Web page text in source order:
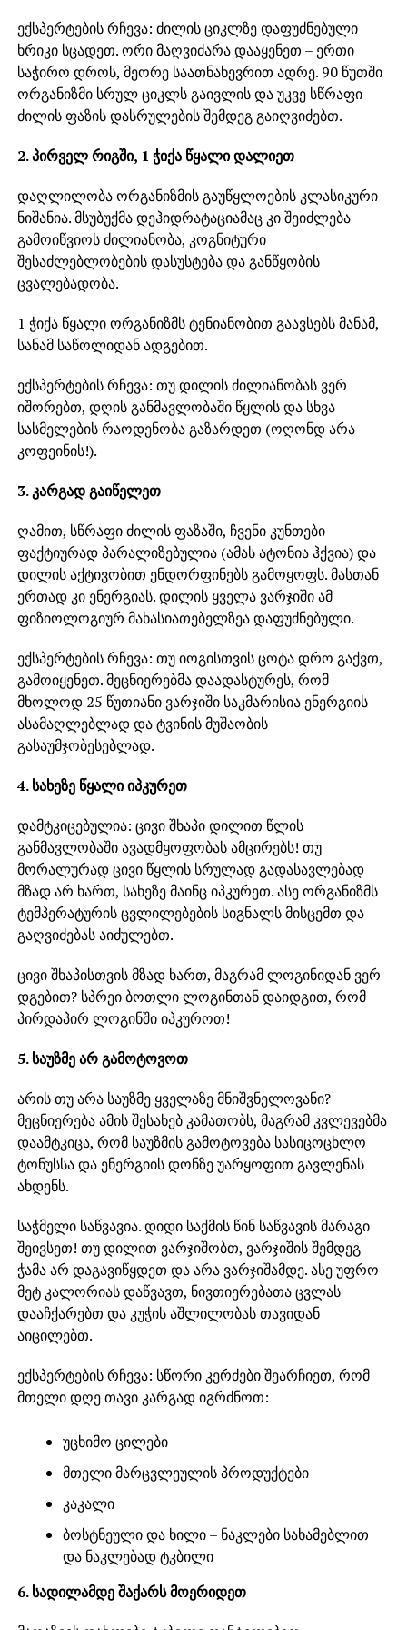
ექსპერტების რჩევა: ძილის ციკლზე დაფუძნებული
ხრიკი სცადეთ. ორი მაღვიძარა დააყენეთ – ერთი
საჭირო დროს, მეორე საათნახევრით ადრე. 90 წუთში
ორგანიზმი სრულ ციკლს გაივლის და უკვე სწრაფი
ძილის ფაზის დასრულების შემდეგ გაიღვიძებთ.
2. პირველ რიგში, 1 ჭიქა წყალი დალიეთ
დაღლილობა ორგანიზმის გაუწყლოების კლასიკური
ნიშანია. მსუბუქმა დეჰიდრატაციამაც კი შეიძლება
გამოიწვიოს ძილიანობა, კოგნიტური
შესაძლებლობების დასუსტება და განწყობის
ცვალებადობა.
1 ჭიქა წყალი ორგანიზმს ტენიანობით გაავსებს მანამ,
სანამ საწოლიდან ადგებით.
ექსპერტების რჩევა: თუ დილის ძილიანობას ვერ
იშორებთ, დღის განმავლობაში წყლის და სხვა
სასმელების რაოდენობა გაზარდეთ (ოღონდ არა
კოფეინის!).
3. კარგად გაიწელეთ
ღამით, სწრაფი ძილის ფაზაში, ჩვენი კუნთები
ფაქტიურად პარალიზებულია (ამას ატონია ჰქვია) და
დილის აქტივობით ენდორფინებს გამოყოფს. მასთან
ერთად კი ენერგიას. დილის ყველა ვარჯიში ამ
ფიზიოლოგიურ მახასიათებელზეა დაფუძნებული.
ექსპერტების რჩევა: თუ იოგისთვის ცოტა დრო გაქვთ,
გამოიყენეთ. მეცნიერებმა დაადასტურეს, რომ
მხოლოდ 25 წუთიანი ვარჯიში საკმარისია ენერგიის
ასამაღლებლად და ტვინის მუშაობის
გასაუმჯობესებლად.
4. სახეზე წყალი იპკურეთ
დამტკიცებულია: ცივი შხაპი დილით წლის
განმავლობაში ავადმყოფობას ამცირებს! თუ
მორალურად ცივი წყლის სრულად გადასავლებად
მზად არ ხართ, სახეზე მაინც იპკურეთ. ასე ორგანიზმს
ტემპერატურის ცვლილებების სიგნალს მისცემთ და
გაღვიძებას აიძულებთ.
ცივი შხაპისთვის მზად ხართ, მაგრამ ლოგინიდან ვერ
დგებით? სპრეი ბოთლი ლოგინთან დაიდგით, რომ
პირდაპირ ლოგინში იპკუროთ!
5. საუზმე არ გამოტოვოთ
არის თუ არა საუზმე ყველაზე მნიშვნელოვანი?
მეცნიერება ამის შესახებ კამათობს, მაგრამ კვლევებმა
დაამტკიცა, რომ საუზმის გამოტოვება სასიცოცხლო
ტონუსსა და ენერგიის დონზე უარყოფით გავლენას
ახდენს.
საჭმელი საწვავია. დიდი საქმის წინ საწვავის მარაგი
შეივსეთ! თუ დილით ვარჯიშობთ, ვარჯიშის შემდეგ
ჭამა არ დაგავიწყდეთ და არა ვარჯიშამდე. ასე უფრო
მეტ კალორიას დაწვავთ, ნივთიერებათა ცვლას
დააჩქარებთ და კუჭის აშლილობას თავიდან
აიცილებთ.
ექსპერტების რჩევა: სწორი კერძები შეარჩიეთ, რომ
მთელი დღე თავი კარგად იგრძნოთ:
უცხიმო ცილები
მთელი მარცვლეულის პროდუქტები
კაკალი
ბოსტნეული და ხილი – ნაკლები სახამებლით
და ნაკლებად ტკბილი
6. სადილამდე შაქარს მოერიდეთ